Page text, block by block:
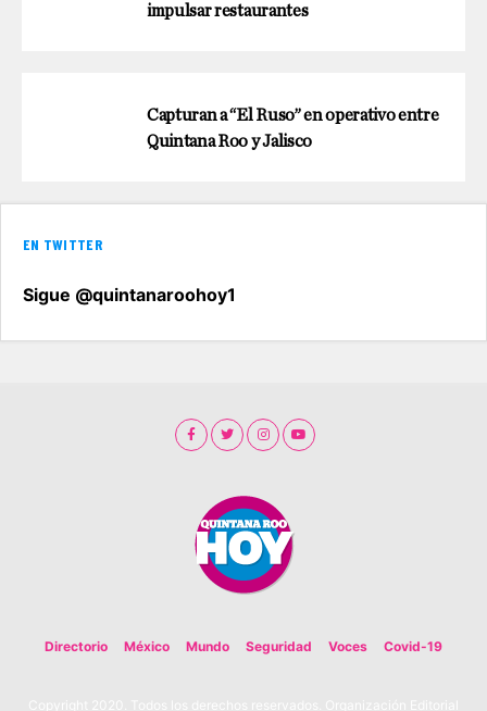
impulsar restaurantes
Capturan a “El Ruso” en operativo entre
Quintana Roo y Jalisco
EN TWITTER
Sigue @quintanaroohoy1
Directorio México Mundo Seguridad Voces Covid-19